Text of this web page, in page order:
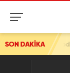
SON DAKİKA
Bursa'da